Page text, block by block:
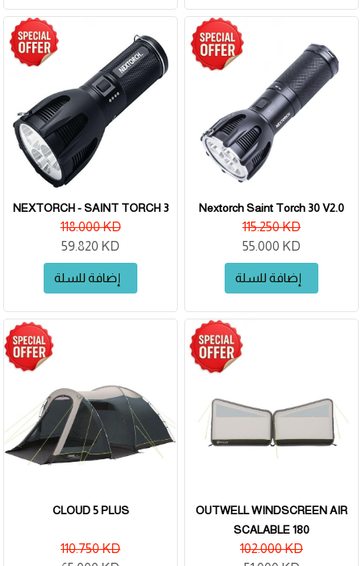
Nextorch Saint Torch 30 V2.0
115.250 KD
55.000 KD
إضافة للسلة
NEXTORCH - SAINT TORCH 3
118.000 KD
59.820 KD
إضافة للسلة
OUTWELL WINDSCREEN AIR
SCALABLE 180
102.000 KD
CLOUD 5 PLUS
110.750 KD